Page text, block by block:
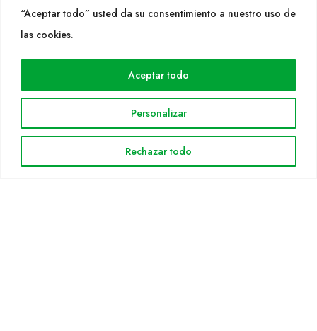
“Aceptar todo” usted da su consentimiento a nuestro uso de
las cookies.
Personalizar
Rechazar todo
Aceptar todo
WEB
Cultidelta
Solicitud Catálogo